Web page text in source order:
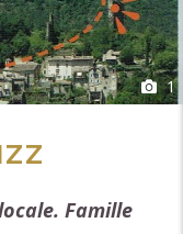
1
Famille